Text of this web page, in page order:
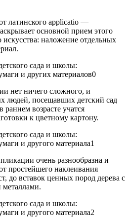
латинского applicatio —
основной прием этого
искусства: наложение отдельных
нет ничего сложного, и
людей, посещавших детский сад
возрасте учатся
к цветному картону.
очень разнообразна и
простейшего наклеивания
до вставок ценных пород дерева с